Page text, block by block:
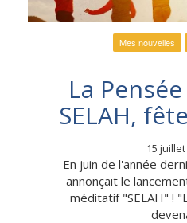
Mes nouvelles
La
SELAH,
15
En juin de l'année
annonçait le
méditatif "SELAH" !